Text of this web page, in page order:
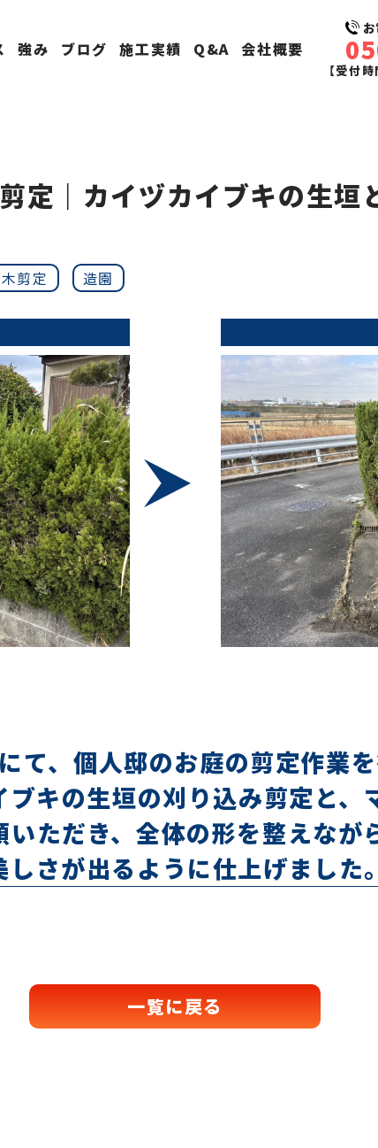
強み ブログ 施工実績 Q&A 会社概要
【受付
定｜カイヅカイブキの生垣
剪定 造園
て、個人邸のお庭の剪定作業を
ブキの生垣の刈り込み剪定と、
いただき、全体の形を整えなが
しさが出るように仕上げました。
一覧に戻る